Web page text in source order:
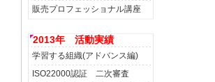
販売プロフェッショナル講座
2013年 活動実績
学習する組織(アドバンス編)
ISO22000認証 二次審査